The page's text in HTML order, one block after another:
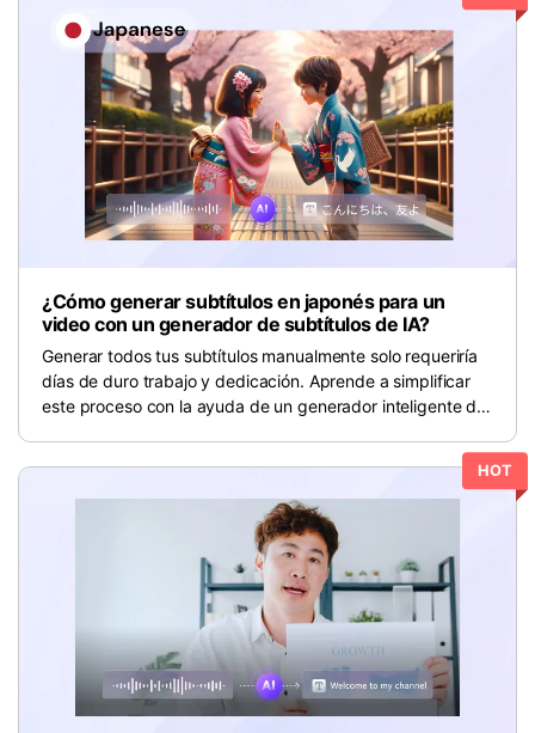
¿Cómo generar subtítulos en japonés para un
video con un generador de subtítulos de IA?
Generar todos tus subtítulos manualmente solo requeriría
días de duro trabajo y dedicación. Aprende a simplificar
este proceso con la ayuda de un generador inteligente de
HOT